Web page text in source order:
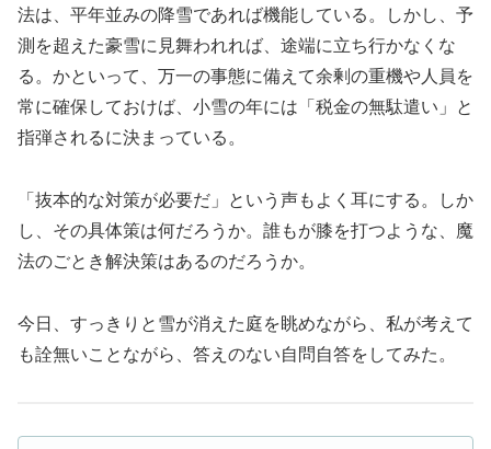
法は、平年並みの降雪であれば機能している。しかし、予
測を超えた豪雪に見舞われれば、途端に立ち行かなくな
る。かといって、万一の事態に備えて余剰の重機や人員を
常に確保しておけば、小雪の年には「税金の無駄遣い」と
指弾されるに決まっている。
「抜本的な対策が必要だ」という声もよく耳にする。しか
し、その具体策は何だろうか。誰もが膝を打つような、魔
法のごとき解決策はあるのだろうか。
今日、すっきりと雪が消えた庭を眺めながら、私が考えて
も詮無いことながら、答えのない自問自答をしてみた。